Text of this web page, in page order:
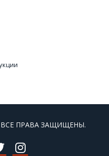
ВСЕ ПРАВА ЗАЩИЩЕНЫ.